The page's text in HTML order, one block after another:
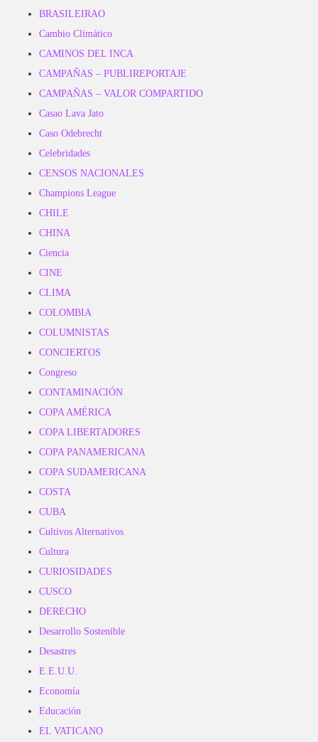
BRASILEIRAO
Cambio Climático
CAMINOS DEL INCA
CAMPAÑAS – PUBLIREPORTAJE
CAMPAÑAS – VALOR COMPARTIDO
Casao Lava Jato
Caso Odebrecht
Celebridades
CENSOS NACIONALES
Champions League
CHILE
CHINA
Ciencia
CINE
CLIMA
COLOMBIA
COLUMNISTAS
CONCIERTOS
Congreso
CONTAMINACIÓN
COPA AMÉRICA
COPA LIBERTADORES
COPA PANAMERICANA
COPA SUDAMERICANA
COSTA
CUBA
Cultivos Alternativos
Cultura
CURIOSIDADES
CUSCO
DERECHO
Desarrollo Sostenible
Desastres
E.E.U.U.
Economía
Educación
EL VATICANO